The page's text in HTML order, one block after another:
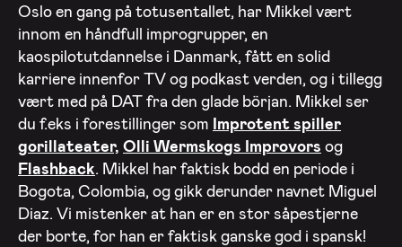
Oslo en gang på totusentallet, har Mikkel vært
innom en håndfull improgrupper, en
kaospilotutdannelse i Danmark, fått en solid
karriere innenfor TV og podkast verden, og i tillegg
vært med på DAT fra den glade början. Mikkel ser
du f.eks i forestillinger som Improtent spiller
gorillateater, Olli Wermskogs Improvors og
Flashback. Mikkel har faktisk bodd en periode i
Bogota, Colombia, og gikk derunder navnet Miguel
Diaz. Vi mistenker at han er en stor såpestjerne
der borte, for han er faktisk ganske god i spansk!